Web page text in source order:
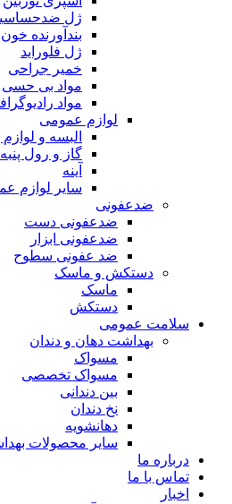
ژل
بندآورنده خون
ژل فلوراید
خمیر جراحی
مواد بی حسی
مواد
لوازم عمومی
البسه و
گاز و رول پنبه
آینه
سایر لوازم
ضدعفونی
ضدعفونی دست
ضدعفونی ابزار
ضد عفونی سطوح
دستکش و ماسک
ماسک
دستکش
سلامت عمومی
بهداشت دهان و دندان
مسواک
مسواک تخصصی
بین دندانی
نخ دندان
دهانشویه
سایر محصولات
درباره ما
تماس با ما
اخبار